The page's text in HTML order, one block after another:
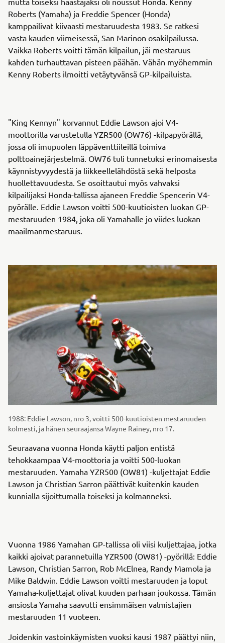
Roberts (Yamaha) ja Freddie Spencer (Honda)
kamppailivat kiivaasti mestaruudesta 1983. Se ratkesi
vasta kauden viimeisessä, San Marinon osakilpailussa.
Vaikka Roberts voitti tämän kilpailun, jäi mestaruus
kahden turhauttavan pisteen päähän. Vähän myöhemmin
Kenny Roberts ilmoitti vetäytyvänsä GP-kilpailuista.
"King Kennyn" korvannut Eddie Lawson ajoi V4-
moottorilla varustetulla YZR500 (OW76) -kilpapyörällä,
jossa oli imupuolen läppäventtiileillä toimiva
polttoainejärjestelmä. OW76 tuli tunnetuksi erinomaisesta
käynnistyvyydestä ja liikkeellelähdöstä sekä helposta
huollettavuudesta. Se osoittautui myös vahvaksi
kilpailijaksi Honda-tallissa ajaneen Freddie Spencerin V4-
pyörälle. Eddie Lawson voitti 500-kuutioisten luokan GP-
mestaruuden 1984, joka oli Yamahalle jo viides luokan
maailmanmestaruus.
1988: Eddie Lawson, nro 3, voitti 500-kuutioisten mestaruuden
kolmesti, ja hänen seuraajansa Wayne Rainey, nro 17.
Seuraavana vuonna Honda käytti paljon entistä
tehokkaampaa V4-moottoria ja voitti 500-luokan
mestaruuden. Yamaha YZR500 (OW81) -kuljettajat Eddie
Lawson ja Christian Sarron päättivät kuitenkin kauden
kunnialla sijoittumalla toiseksi ja kolmanneksi.
Vuonna 1986 Yamahan GP-tallissa oli viisi kuljettajaa, jotka
kaikki ajoivat parannetuilla YZR500 (OW81) -pyörillä: Eddie
Lawson, Christian Sarron, Rob McElnea, Randy Mamola ja
Mike Baldwin. Eddie Lawson voitti mestaruuden ja loput
Yamaha-kuljettajat olivat kuuden parhaan joukossa. Tämän
ansiosta Yamaha saavutti ensimmäisen valmistajien
mestaruuden 11 vuoteen.
Joidenkin vastoinkäymisten vuoksi kausi 1987 päättyi niin,